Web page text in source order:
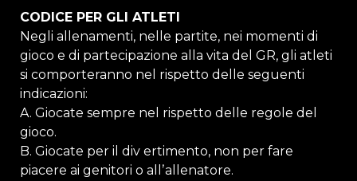
CODICE PER GLI ATLETI
Negli allenamenti, nelle partite, nei momenti di
gioco e di partecipazione alla vita del GR, gli atleti
si comporteranno nel rispetto delle seguenti
indicazioni:
A. Giocate sempre nel rispetto delle regole del
gioco.
B. Giocate per il div ertimento, non per fare
piacere ai genitori o allʼallenatore.